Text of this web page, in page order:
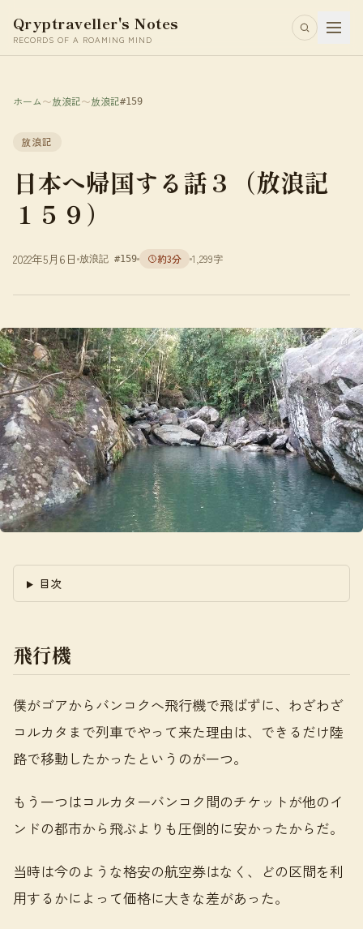
Qryptraveller's Notes
RECORDS OF A ROAMING MIND
ホーム〜放浪記〜放浪記#159
放浪記
日本へ帰国する話３（放浪記
１５９）
2022年5月6日 放浪記 #159 約3分 1,299字
目次
飛行機
僕がゴアからバンコクへ飛行機で飛ばずに、わざわざ
コルカタまで列車でやって来た理由は、できるだけ陸
路で移動したかったというのが一つ。
もう一つはコルカターバンコク間のチケットが他のイ
ンドの都市から飛ぶよりも圧倒的に安かったからだ。
当時は今のような格安の航空券はなく、どの区間を利
用するかによって価格に大きな差があった。